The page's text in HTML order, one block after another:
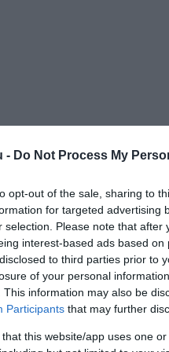
- Do Not Process My
opt-out of the sale, sharing to
for targeted advertising
selection. Please note that
interest-based ads based
to third parties prior to
of your personal
This information may also be
Participants that may further
that this website/app uses one
ma már
láthatóságát
potenciális
segíthetnek
forrásként a Google